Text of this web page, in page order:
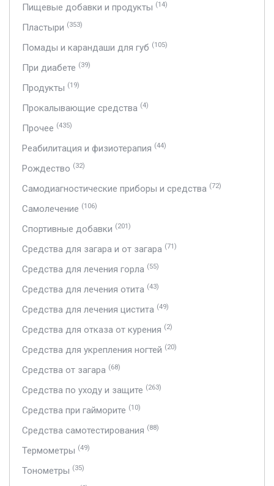
Пищевые добавки и продукты (14)
Пластыри (353)
Помады и карандаши для губ (105)
При диабете (39)
Продукты (19)
Прокалывающие средства (4)
Прочее (435)
Реабилитация и физиотерапия (44)
Рождество (32)
Самодиагностические приборы и средства (72)
Самолечение (106)
Спортивные добавки (201)
Средства для загара и от загара (71)
Средства для лечения горла (55)
Средства для лечения отита (43)
Средства для лечения цистита (49)
Средства для отказа от курения (2)
Средства для укрепления ногтей (20)
Средства от загара (68)
Средства по уходу и защите (263)
Средства при гайморите (10)
Средства самотестирования (88)
Термометры (49)
Тонометры (35)